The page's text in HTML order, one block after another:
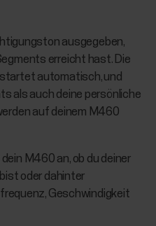
ausgegeben,
erreicht hast. Die
automatisch, und
als auch deine persönliche
auf deinem M460
M460 an, ob du deiner
oder dahinter
Geschwindigkeit